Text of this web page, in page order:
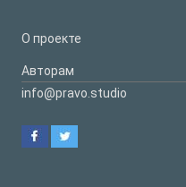
О проекте
Авторам
info@pravo.studio